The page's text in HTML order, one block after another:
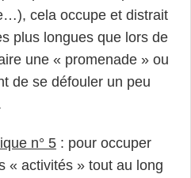
cela occupe et distrait
plus longues que lors de
une « promenade » ou
de se défouler un peu
n° 5 : pour occuper
« activités » tout au long